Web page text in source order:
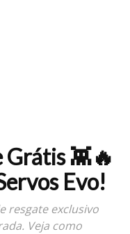
Grátis 👾🔥
Evo!
resgate exclusivo
Veja como